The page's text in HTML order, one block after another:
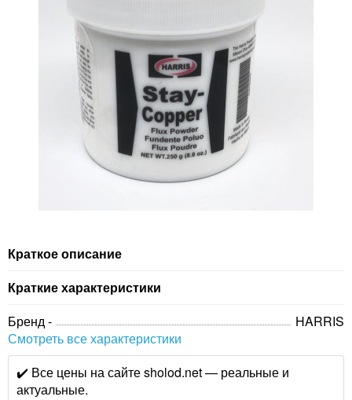
Краткое описание
Краткие характеристики
Бренд -
HARRIS
Смотреть все характеристики
✔️ Все цены на сайте sholod.net — реальные и
актуальные.